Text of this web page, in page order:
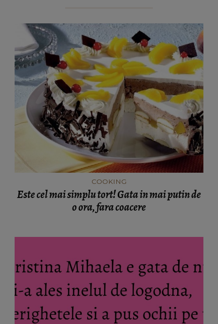
COOKING
Este cel mai simplu tort! Gata in mai putin de
o ora, fara coacere